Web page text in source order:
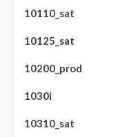
10110_sat
10125_sat
10200_prod
1030i
10310_sat